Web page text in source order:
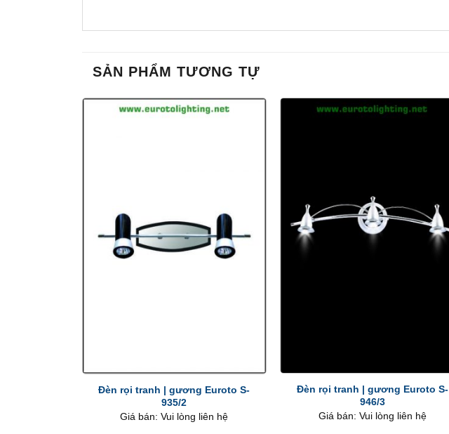
SẢN PHẨM TƯƠNG TỰ
Đèn rọi tranh | gương Euroto S-
935/2
Giá bán: Vui lòng liên hệ
Đèn rọi tranh | gương Euroto S-
946/3
Giá bán: Vui lòng liên hệ